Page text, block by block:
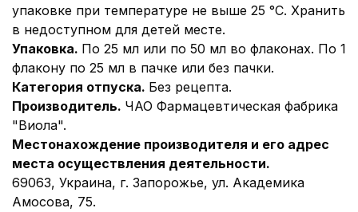
упаковке при температуре не выше 25 °С. Хранить
в недоступном для детей месте.
Упаковка. По 25 мл или по 50 мл во флаконах. По 1
флакону по 25 мл в пачке или без пачки.
Категория отпуска. Без рецепта.
Производитель. ЧАО Фармацевтическая фабрика
"Виола".
Местонахождение производителя и его адрес
места осуществления деятельности.
69063, Украина, г. Запорожье, ул. Академика
Амосова, 75.